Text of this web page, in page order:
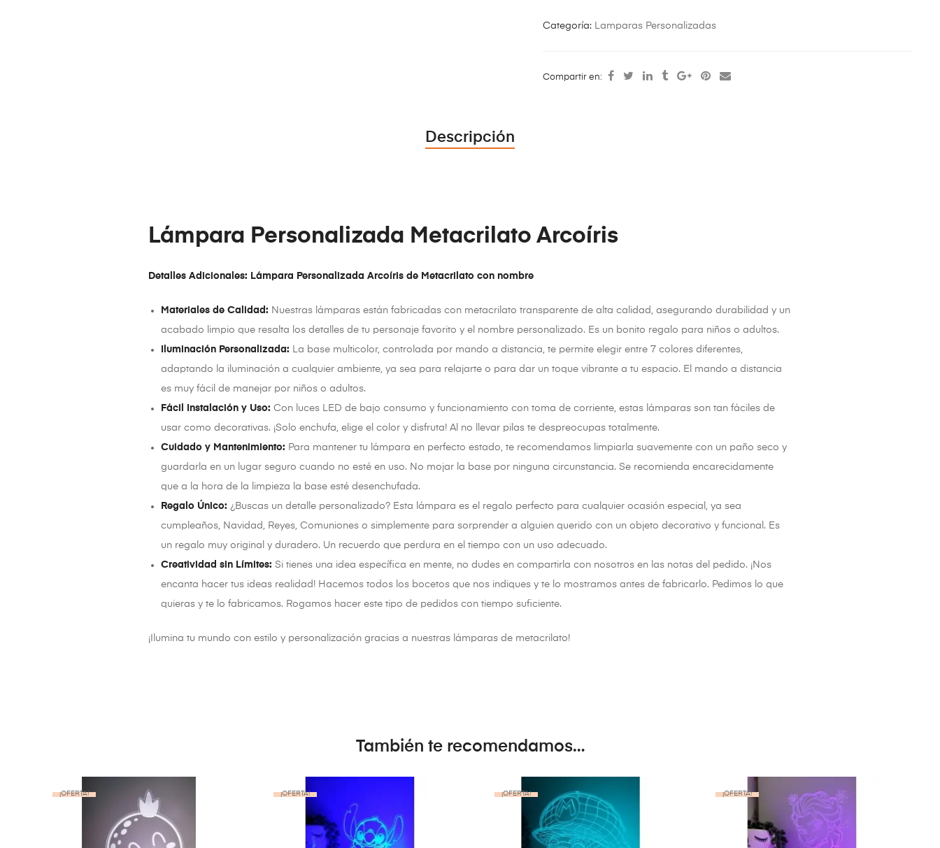
Categoría: Lamparas Personalizadas
Compartir en:
Descripción
Lámpara Personalizada Metacrilato Arcoíris
Detalles Adicionales: Lámpara Personalizada Arcoíris de Metacrilato con nombre
Materiales de Calidad: Nuestras lámparas están fabricadas con metacrilato transparente de alta calidad, asegurando durabilidad y un
acabado limpio que resalta los detalles de tu personaje favorito y el nombre personalizado. Es un bonito regalo para niños o adultos.
Iluminación Personalizada: La base multicolor, controlada por mando a distancia, te permite elegir entre 7 colores diferentes,
adaptando la iluminación a cualquier ambiente, ya sea para relajarte o para dar un toque vibrante a tu espacio. El mando a distancia
es muy fácil de manejar por niños o adultos.
Fácil Instalación y Uso: Con luces LED de bajo consumo y funcionamiento con toma de corriente, estas lámparas son tan fáciles de
usar como decorativas. ¡Solo enchufa, elige el color y disfruta! Al no llevar pilas te despreocupas totalmente.
Cuidado y Mantenimiento: Para mantener tu lámpara en perfecto estado, te recomendamos limpiarla suavemente con un paño seco y
guardarla en un lugar seguro cuando no esté en uso. No mojar la base por ninguna circunstancia. Se recomienda encarecidamente
que a la hora de la limpieza la base esté desenchufada.
Regalo Único: ¿Buscas un detalle personalizado? Esta lámpara es el regalo perfecto para cualquier ocasión especial, ya sea
cumpleaños, Navidad, Reyes, Comuniones o simplemente para sorprender a alguien querido con un objeto decorativo y funcional. Es
un regalo muy original y duradero. Un recuerdo que perdura en el tiempo con un uso adecuado.
Creatividad sin Límites: Si tienes una idea específica en mente, no dudes en compartirla con nosotros en las notas del pedido. ¡Nos
encanta hacer tus ideas realidad! Hacemos todos los bocetos que nos indiques y te lo mostramos antes de fabricarlo. Pedimos lo que
quieras y te lo fabricamos. Rogamos hacer este tipo de pedidos con tiempo suficiente.
¡Ilumina tu mundo con estilo y personalización gracias a nuestras lámparas de metacrilato!
También te recomendamos…
¡OFERTA! ¡OFERTA! ¡OFERTA! ¡OFERTA!